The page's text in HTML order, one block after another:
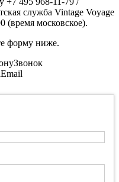
служба Vintage Voyage
(время московское).
форму ниже.
Звонок
Email